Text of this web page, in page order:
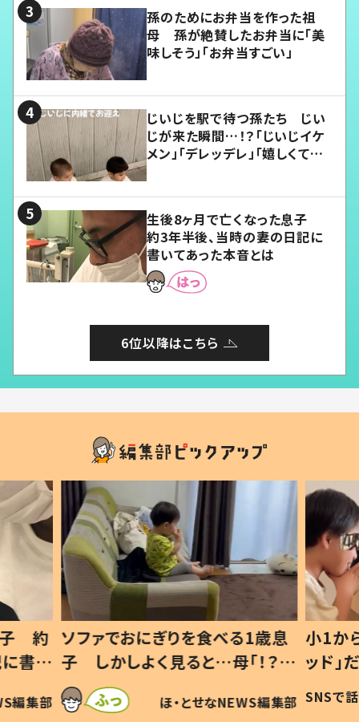
孫のためにお弁当を作った祖
母 孫が絶賛したお弁当に「美
味しそう」「お弁当すごい」
じいじを駅で待つ孫たち じい
じが来た瞬間…！？「じいじイケ
メン」「デレッデレ」「嬉しくて可
生後8ヶ月で亡くなった息子
約3年半後、当時の妻の日記に
書いてあった本音とは
6位以降はこちら
子 約
書い
編集部
ソファでおにぎりを食べる1歳息
子 しかしよく見ると…母「！？」
すべてを察した母の投稿に「可愛
いから許す！」「現行犯〜」
ほ・とせなNEWS編集部
小1か
ッド
作り
#令和
SNSで